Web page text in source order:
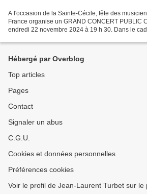
A l'occasion de la Sainte-Cécile, fête des
France organise un GRAND CONCERT PUBLIC
endredi 22 novembre 2024 à 19 h 30. Dans le
Hébergé par Overblog
Top articles
Pages
Contact
Signaler un abus
C.G.U.
Cookies et données personnelles
Préférences cookies
Voir le profil de Jean-Laurent Turbet sur le